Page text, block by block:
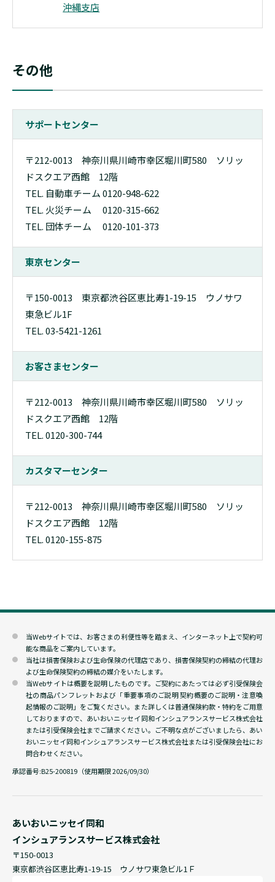
沖縄支店
その他
サポートセンター
〒212-0013 神奈川県川崎市幸区堀川町580 ソリッ
ドスクエア西館 12階
TEL. 自動車チーム 0120-948-622
TEL. 火災チーム 0120-315-662
TEL. 団体チーム 0120-101-373
東京センター
〒150-0013 東京都渋谷区恵比寿1-19-15 ウノサワ
東急ビル1F
TEL. 03-5421-1261
お客さまセンター
〒212-0013 神奈川県川崎市幸区堀川町580 ソリッ
ドスクエア西館 12階
TEL. 0120-300-744
カスタマーセンター
〒212-0013 神奈川県川崎市幸区堀川町580 ソリッ
ドスクエア西館 12階
TEL. 0120-155-875
当Webサイトでは、お客さまの利便性等を踏まえ、インターネット上で契約可
能な商品をご案内しています。
当社は損害保険および生命保険の代理店であり、損害保険契約の締結の代理お
よび生命保険契約の締結の媒介をいたします。
当Webサイトは概要を説明したものです。ご契約にあたっては必ず引受保険会
社の商品パンフレットおよび「重要事項のご説明 契約概要のご説明・注意喚
起情報のご説明」をご覧ください。また詳しくは普通保険約款・特約をご用意
しておりますので、あいおいニッセイ同和インシュアランスサービス株式会社
または引受保険会社までご請求ください。ご不明な点がございましたら、あい
おいニッセイ同和インシュアランスサービス株式会社または引受保険会社にお
問合わせください。
承認番号:B25-200819（使用期限 2026/09/30）
あいおいニッセイ同和
インシュアランスサービス株式会社
〒150-0013
東京都渋谷区恵比寿1-19-15 ウノサワ東急ビル1Ｆ